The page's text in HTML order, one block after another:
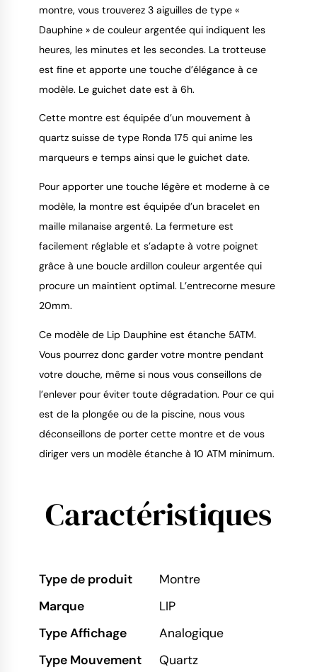
montre, vous trouverez 3 aiguilles de type «
Dauphine » de couleur argentée qui indiquent les
heures, les minutes et les secondes. La trotteuse
est fine et apporte une touche d’élégance à ce
modèle. Le guichet date est à 6h.
Cette montre est équipée d’un mouvement à
quartz suisse de type Ronda 175 qui anime les
marqueurs e temps ainsi que le guichet date.
Pour apporter une touche légère et moderne à ce
modèle, la montre est équipée d’un bracelet en
maille milanaise argenté. La fermeture est
facilement réglable et s’adapte à votre poignet
grâce à une boucle ardillon couleur argentée qui
procure un maintient optimal. L’entrecorne mesure
20mm.
Ce modèle de Lip Dauphine est étanche 5ATM.
Vous pourrez donc garder votre montre pendant
votre douche, même si nous vous conseillons de
l’enlever pour éviter toute dégradation. Pour ce qui
est de la plongée ou de la piscine, nous vous
déconseillons de porter cette montre et de vous
diriger vers un modèle étanche à 10 ATM minimum.
Caractéristiques
Type de produit
Montre
Marque
LIP
Type Affichage
Analogique
Type Mouvement
Quartz